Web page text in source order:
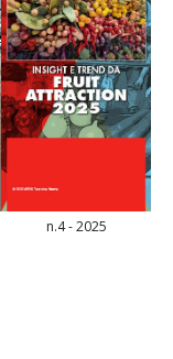
n.4 - 2025